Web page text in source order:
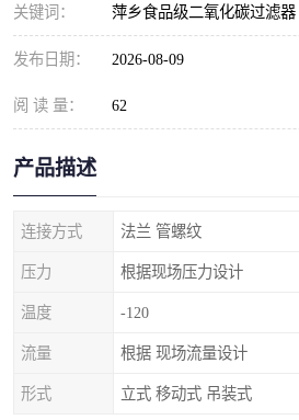
关键词： 萍乡食品级二氧化碳过滤器
发布日期： 2026-08-09
阅 读 量： 62
产品描述
连接方式 法兰 管螺纹
压力 根据现场压力设计
温度 -120
流量 根据 现场流量设计
形式 立式 移动式 吊装式